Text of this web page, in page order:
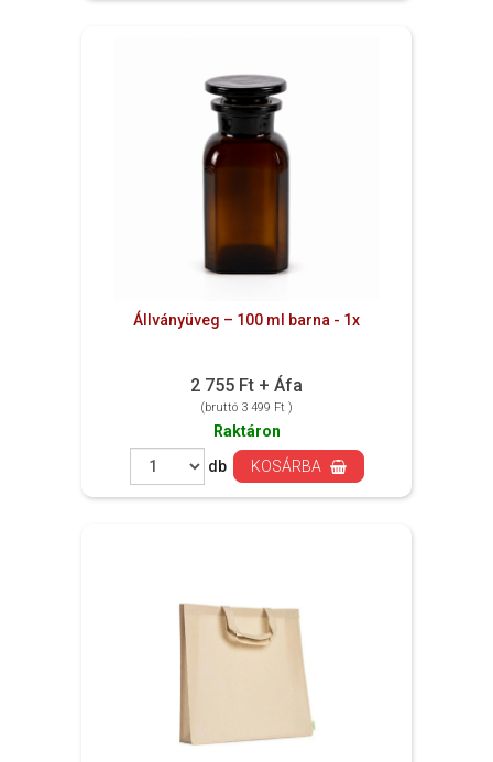
Állványüveg – 100 ml barna - 1x
2 755 Ft + Áfa
(bruttó 3 499 Ft )
Raktáron
db
KOSÁRBA